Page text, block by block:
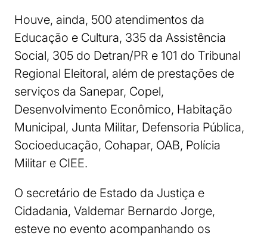
Houve, ainda, 500 atendimentos da
Educação e Cultura, 335 da Assistência
Social, 305 do Detran/PR e 101 do Tribunal
Regional Eleitoral, além de prestações de
serviços da Sanepar, Copel,
Desenvolvimento Econômico, Habitação
Municipal, Junta Militar, Defensoria Pública,
Socioeducação, Cohapar, OAB, Polícia
Militar e CIEE.
O secretário de Estado da Justiça e
Cidadania, Valdemar Bernardo Jorge,
esteve no evento acompanhando os